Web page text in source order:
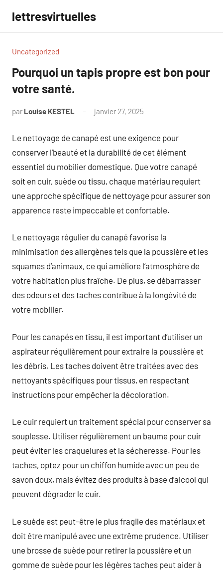
contenu
lettresvirtuelles
Uncategorized
Pourquoi un tapis propre est bon pour
votre santé.
par Louise KESTEL janvier 27, 2025
Le nettoyage de canapé est une exigence pour
conserver l’beauté et la durabilité de cet élément
essentiel du mobilier domestique. Que votre canapé
soit en cuir, suède ou tissu, chaque matériau requiert
une approche spécifique de nettoyage pour assurer son
apparence reste impeccable et confortable.
Le nettoyage régulier du canapé favorise la
minimisation des allergènes tels que la poussière et les
squames d’animaux, ce qui améliore l’atmosphère de
votre habitation plus fraîche. De plus, se débarrasser
des odeurs et des taches contribue à la longévité de
votre mobilier.
Pour les canapés en tissu, il est important d’utiliser un
aspirateur régulièrement pour extraire la poussière et
les débris. Les taches doivent être traitées avec des
nettoyants spécifiques pour tissus, en respectant
instructions pour empêcher la décoloration.
Le cuir requiert un traitement spécial pour conserver sa
souplesse. Utiliser régulièrement un baume pour cuir
peut éviter les craquelures et la sécheresse. Pour les
taches, optez pour un chiffon humide avec un peu de
savon doux, mais évitez des produits à base d’alcool qui
peuvent dégrader le cuir.
Le suède est peut-être le plus fragile des matériaux et
doit être manipulé avec une extrême prudence. Utiliser
une brosse de suède pour retirer la poussière et un
gomme de suède pour les légères taches peut aider à